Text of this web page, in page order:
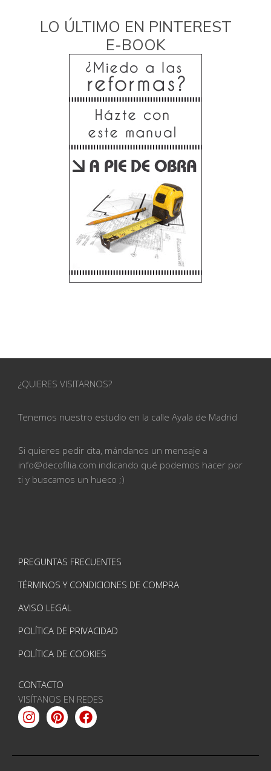
LO ÚLTIMO EN PINTEREST
E-BOOK
¿QUIERES VISITARNOS?
Tenemos nuestro estudio en la calle Ayala de Madrid
Si quieres pedir cita, mándanos un mensaje a
info@decofilia.com indicando qué podemos hacer por
ti y buscamos un hueco ;)
PREGUNTAS FRECUENTES
TÉRMINOS Y CONDICIONES DE COMPRA
AVISO LEGAL
POLÍTICA DE PRIVACIDAD
POLÍTICA DE COOKIES
CONTACTO
VISÍTANOS EN REDES
Instagram
PinterestFacebook